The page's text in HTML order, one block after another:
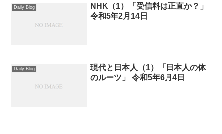
Daily Blog
NHK（1）「受信料は正直か？」
令和5年2月14日
Daily Blog
現代と日本人（1）「日本人の体
のルーツ」 令和5年6月4日